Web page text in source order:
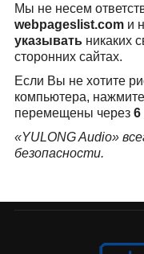
Мы не несем
webpageslist.comи
указыватьникаких
сторонних сайтах.
Если Вы не хотите
компьютера, нажмите
перемещены через 6
«YULONG Audio»
безопасности.